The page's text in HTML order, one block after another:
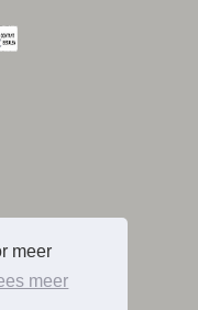
meer
meer